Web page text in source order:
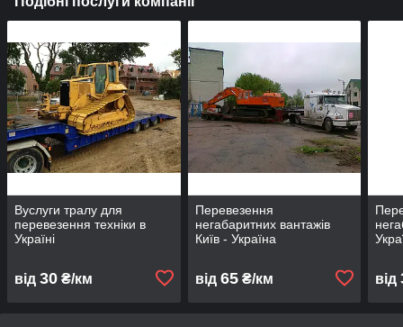
Вуслуги тралу для
перевезення техніки в
Україні
від 30 ₴/км
Перевезення
негабаритних вантажів
Київ - Україна
від 65₴/км від